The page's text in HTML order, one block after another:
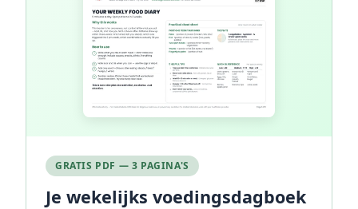
GRATIS PDF — 3 PAGINA'S
Je wekelijks voedingsdagboek